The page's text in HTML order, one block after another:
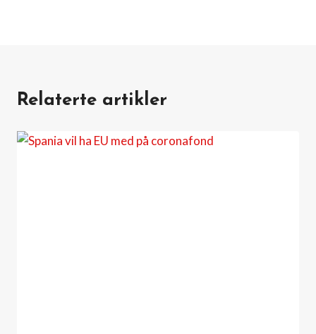
Relaterte artikler